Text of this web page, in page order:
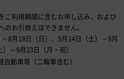
ご利用期間に含むお申し込み、および
お引換えはできません。
8月18日（日）、9月14日（土）～9月
～9月23日（月・祝）
動車等（二輪車含む）